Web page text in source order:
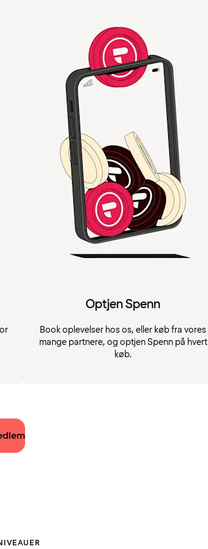
Optjen Spenn
Book oplevelser hos os, eller køb fra vores
mange partnere, og optjen Spenn på hvert
køb.